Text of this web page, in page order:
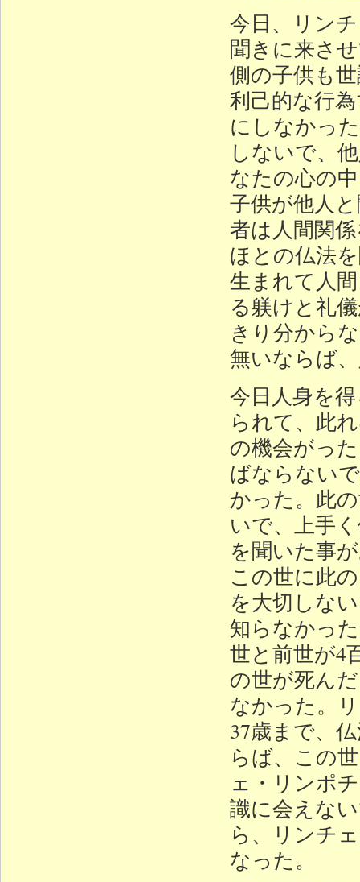
今日、リン
聞きに来さ
側の子供も
利己的な行
にしなかっ
しないで、
なたの心の
子供が他人
者は人間関
ほとの仏法
生まれて人
る躾けと礼
きり分から
無いならば
今日人身を
られて、此
の機会がっ
ばならない
かった。此
いで、上手
を聞いた事
この世に此
を大切しな
知らなかっ
世と前世が4
の世が死ん
なかった。
37歳まで、
らば、この
ェ・リンポ
識に会えな
ら、リンチ
なった。